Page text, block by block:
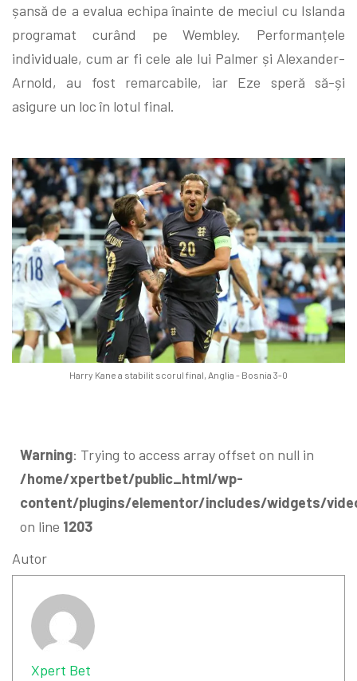
șansă de a evalua echipa înainte de meciul cu Islanda
programat curând pe Wembley. Performanțele
individuale, cum ar fi cele ale lui Palmer și Alexander-
Arnold, au fost remarcabile, iar Eze speră să-și
asigure un loc în lotul final.
Harry Kane a stabilit scorul final, Anglia - Bosnia 3-0
Warning: Trying to access array offset on null in
/home/xpertbet/public_html/wp-
content/plugins/elementor/includes/widgets/
on line 1203
Autor
Xpert Bet